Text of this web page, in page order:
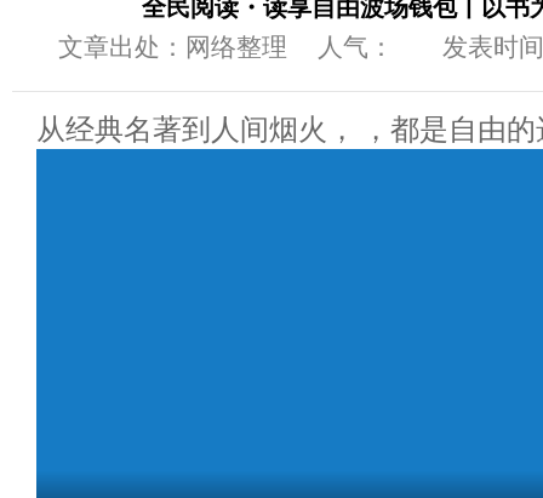
全民阅读・读享自由波场钱包丨以书
文章出处：网络整理 人气： 发表时
从经典名著到人间烟火， ，都是自由